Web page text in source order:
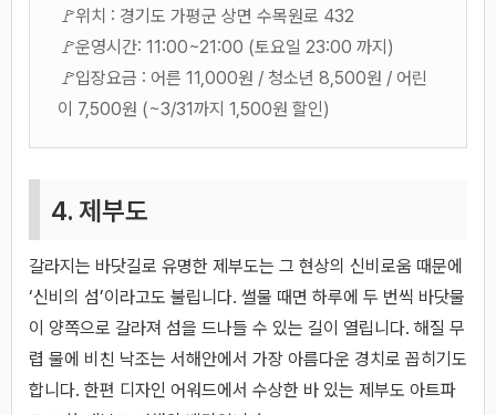
🚩위치 : 경기도 가평군 상면 수목원로 432
🚩운영시간: 11:00~21:00 (토요일 23:00 까지)
🚩입장요금 : 어른 11,000원 / 청소년 8,500원 / 어린
이 7,500원 (~3/31까지 1,500원 할인)
4. 제부도
갈라지는 바닷길로 유명한 제부도는 그 현상의 신비로움 때문에
‘신비의 섬’이라고도 불립니다. 썰물 때면 하루에 두 번씩 바닷물
이 양쪽으로 갈라져 섬을 드나들 수 있는 길이 열립니다. 해질 무
렵 물에 비친 낙조는 서해안에서 가장 아름다운 경치로 꼽히기도
합니다. 한편 디자인 어워드에서 수상한 바 있는 제부도 아트파